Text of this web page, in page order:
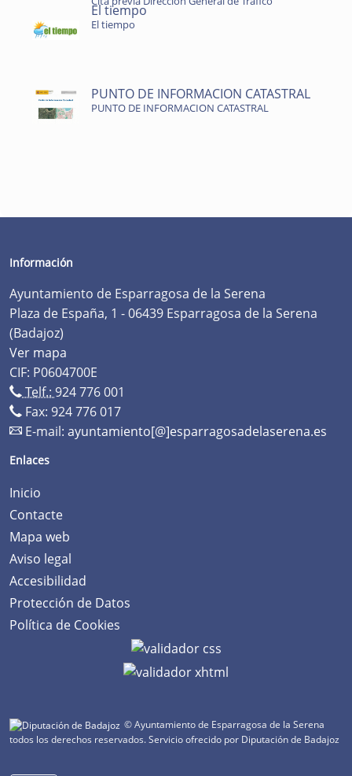
El tiempo
El tiempo
PUNTO DE INFORMACION CATASTRAL
PUNTO DE INFORMACION CATASTRAL
Información
Ayuntamiento de Esparragosa de la Serena
Plaza de España, 1 - 06439 Esparragosa de la Serena
(Badajoz)
Ver mapa
CIF: P0604700E
Telf.: 924 776 001
Fax: 924 776 017
E-mail: ayuntamiento[@]esparragosadelaserena.es
Enlaces
Inicio
Contacte
Mapa web
Aviso legal
Accesibilidad
Protección de Datos
Política de Cookies
© Ayuntamiento de Esparragosa de la Serena
todos los derechos reservados.Servicio ofrecido por Diputación de Badajoz